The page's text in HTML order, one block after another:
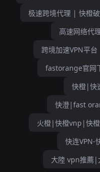
极速跨境代理 | 快橙
高速网络代
跨境加速VPN平
fastorange官网
快橙|快
快澄|fast
火橙|快橙vnp|快
快连VPN-
大陸 vpn推薦